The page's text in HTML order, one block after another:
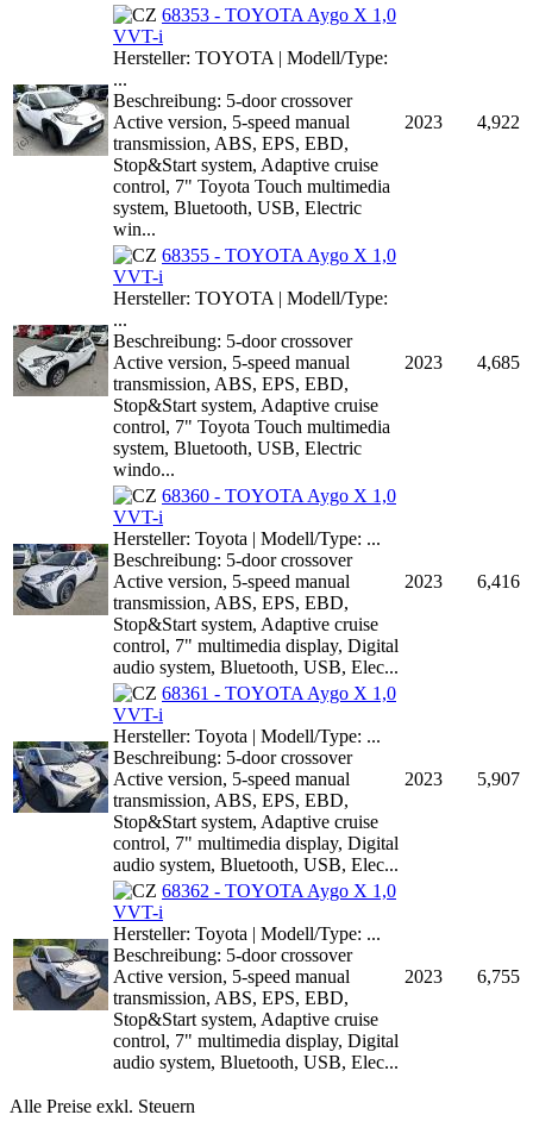
68353 - TOYOTA Aygo X 1,0
VVT-i
Hersteller: TOYOTA | Modell/Type:
...
Beschreibung: 5-door crossover
Active version, 5-speed manual
transmission, ABS, EPS, EBD,
Stop&Start system, Adaptive cruise
control, 7" Toyota Touch multimedia
system, Bluetooth, USB, Electric
win...
2023 4,922
68355 - TOYOTA Aygo X 1,0
VVT-i
Hersteller: TOYOTA | Modell/Type:
...
Beschreibung: 5-door crossover
Active version, 5-speed manual
transmission, ABS, EPS, EBD,
Stop&Start system, Adaptive cruise
control, 7" Toyota Touch multimedia
system, Bluetooth, USB, Electric
windo...
2023 4,685
68360 - TOYOTA Aygo X 1,0
VVT-i
Hersteller: Toyota | Modell/Type: ...
Beschreibung: 5-door crossover
Active version, 5-speed manual
transmission, ABS, EPS, EBD,
Stop&Start system, Adaptive cruise
control, 7" multimedia display, Digital
audio system, Bluetooth, USB, Elec...
2023 6,416
68361 - TOYOTA Aygo X 1,0
VVT-i
Hersteller: Toyota | Modell/Type: ...
Beschreibung: 5-door crossover
Active version, 5-speed manual
transmission, ABS, EPS, EBD,
Stop&Start system, Adaptive cruise
control, 7" multimedia display, Digital
audio system, Bluetooth, USB, Elec...
2023 5,907
68362 - TOYOTA Aygo X 1,0
VVT-i
Hersteller: Toyota | Modell/Type: ...
Beschreibung: 5-door crossover
Active version, 5-speed manual
transmission, ABS, EPS, EBD,
Stop&Start system, Adaptive cruise
control, 7" multimedia display, Digital
audio system, Bluetooth, USB, Elec...
2023 6,755
Alle Preise exkl. Steuern